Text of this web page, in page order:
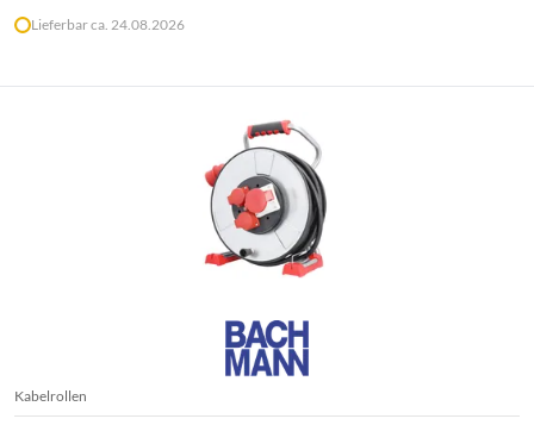
Lieferbar ca. 24.08.2026
Kabelrollen